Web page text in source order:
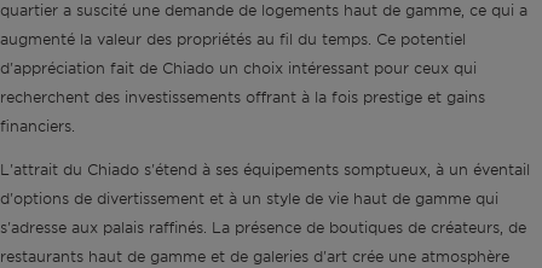
quartier a suscité une demande de logements haut de gamme, ce qui a
augmenté la valeur des propriétés au fil du temps. Ce potentiel
d'appréciation fait de Chiado un choix intéressant pour ceux qui
recherchent des investissements offrant à la fois prestige et gains
financiers.
L'attrait du Chiado s'étend à ses équipements somptueux, à un éventail
d'options de divertissement et à un style de vie haut de gamme qui
s'adresse aux palais raffinés. La présence de boutiques de créateurs, de
restaurants haut de gamme et de galeries d'art crée une atmosphère